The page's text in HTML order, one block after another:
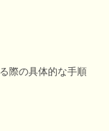
際の具体的な手順